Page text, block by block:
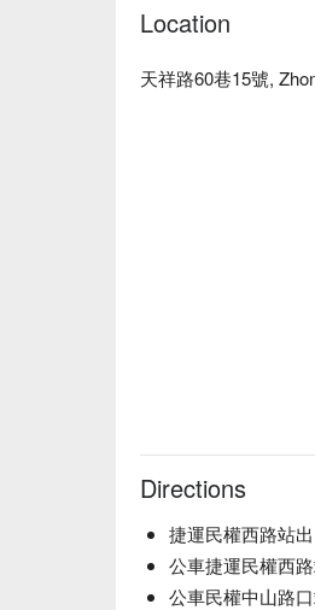
Location
天祥路60巷15號,
Directions
捷運民權西路站
公車捷運民權西
公車民權中山路